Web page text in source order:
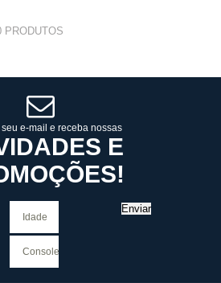
PRODUTOS
e-mail e receba nossas
E
Enviar